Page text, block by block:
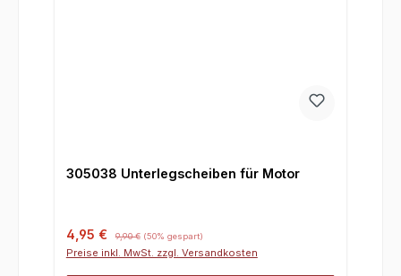
305038 Unterlegscheiben für Motor
Verkaufspreis:
4,95 € 9,90 € (50% gespart)
Preise inkl. MwSt. zzgl. Versandkosten